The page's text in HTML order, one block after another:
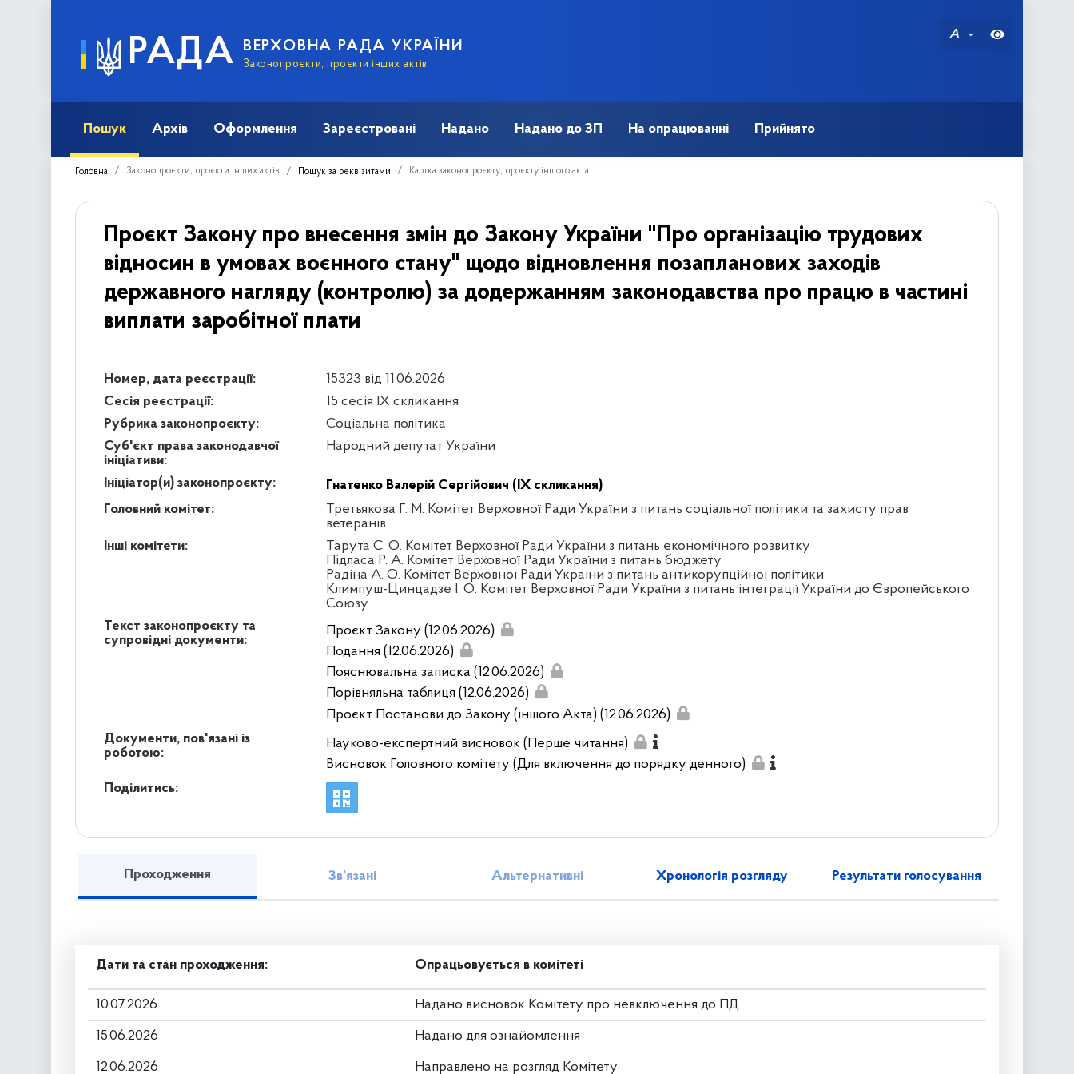
РАДА ВЕРХОВНА РАДА УКРАЇНИ
Законопроєкти, проєкти інших актів
A
Пошук Архів Оформлення Зареєстровані Надано Надано до ЗП На опрацюванні Прийнято
Головна Законопроєкти, проєкти інших актів Пошук за реквізитами Картка законопроєкту, проєкту іншого акта
Проєкт Закону про внесення змін до Закону України "Про організацію трудових
відносин в умовах воєнного стану" щодо відновлення позапланових заходів
державного нагляду (контролю) за додержанням законодавства про працю в частині
виплати заробітної плати
Номер, дата реєстрації:
15323 від 11.06.2026
Сесія реєстрації:
15 сесія IX скликання
Рубрика законопроєкту:
Соціальна політика
Суб'єкт права законодавчої
ініціативи:
Народний депутат України
Ініціатор(и) законопроєкту:
Гнатенко Валерій Сергійович (IX скликання)
Головний комітет:
Третьякова Г. М. Комітет Верховної Ради України з питань соціальної політики та захисту прав
ветеранів
Інші комітети:
Тарута С. О. Комітет Верховної Ради України з питань економічного розвитку
Підласа Р. А. Комітет Верховної Ради України з питань бюджету
Радіна А. О. Комітет Верховної Ради України з питань антикорупційної політики
Климпуш-Цинцадзе І. О. Комітет Верховної Ради України з питань інтеграції України до Європейського
Союзу
Текст законопроєкту та
супровідні документи:
Проєкт Закону (12.06.2026)
Подання (12.06.2026)
Пояснювальна записка (12.06.2026)
Порівняльна таблиця (12.06.2026)
Проєкт Постанови до Закону (іншого Акта) (12.06.2026)
Документи, пов'язані із
роботою:
Науково-експертний висновок (Перше читання)
Висновок Головного комітету (Для включення до порядку денного)
Поділитись:
Проходження Зв’язані Альтернативні Хронологія розгляду Результати голосування
Дати та стан проходження: Опрацьовується в комітеті
10.07.2026 Надано висновок Комітету про невключення до ПД
15.06.2026 Надано для ознайомлення
12.06.2026 Направлено на розгляд Комітету